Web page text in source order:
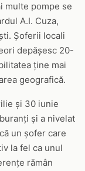
multe pompe se
A.I. Cuza,
Șoferii locali
depășesc 20-
ține mai
geografică.
și 30 iunie
și a nivelat
un șofer care
la fel ca unul
rămân